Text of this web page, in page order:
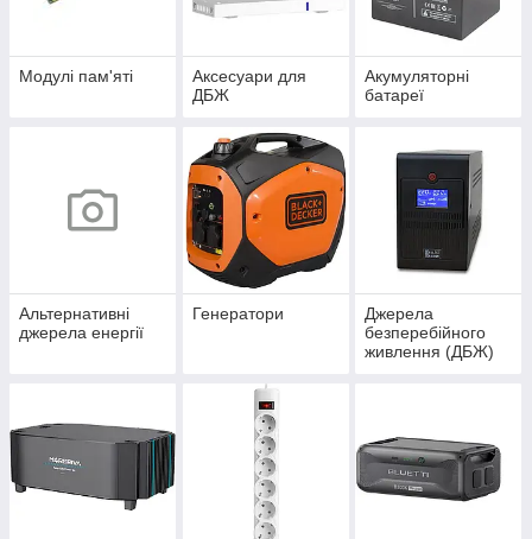
Модулі пам'яті
Аксесуари для
ДБЖ
Акумуляторні
батареї
Альтернативні
джерела енергії
Генератори
Джерела
безперебійного
живлення (ДБЖ)